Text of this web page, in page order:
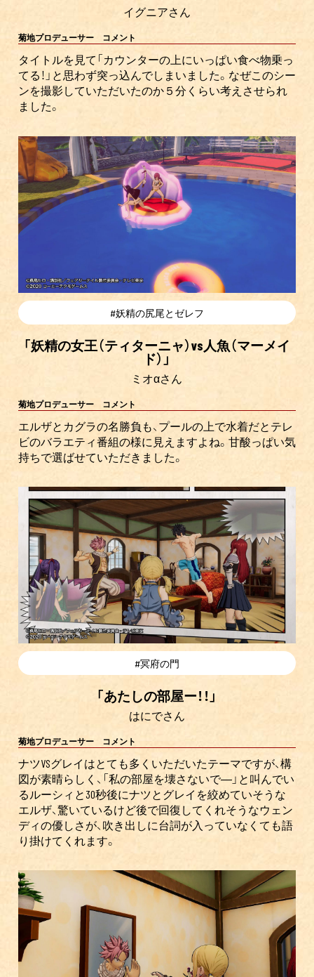
イグニアさん
菊地プロデューサー コメント
タイトルを見て「カウンターの上にいっぱい食べ物乗っ
てる！」と思わず突っ込んでしまいました。なぜこのシー
ンを撮影していただいたのか５分くらい考えさせられ
ました。
#妖精の尻尾とゼレフ
「妖精の女王（ティターニャ）vs人魚（マーメイ
ド）」
ミオαさん
菊地プロデューサー コメント
エルザとカグラの名勝負も、プールの上で水着だとテレ
ビのバラエティ番組の様に見えますよね。甘酸っぱい気
持ちで選ばせていただきました。
#冥府の門
「あたしの部屋ー！！」
はにでさん
菊地プロデューサー コメント
ナツVSグレイはとても多くいただいたテーマですが、構
図が素晴らしく、「私の部屋を壊さないで―」と叫んでい
るルーシィと30秒後にナツとグレイを絞めていそうな
エルザ、驚いているけど後で回復してくれそうなウェン
ディの優しさが、吹き出しに台詞が入っていなくても語
り掛けてくれます。